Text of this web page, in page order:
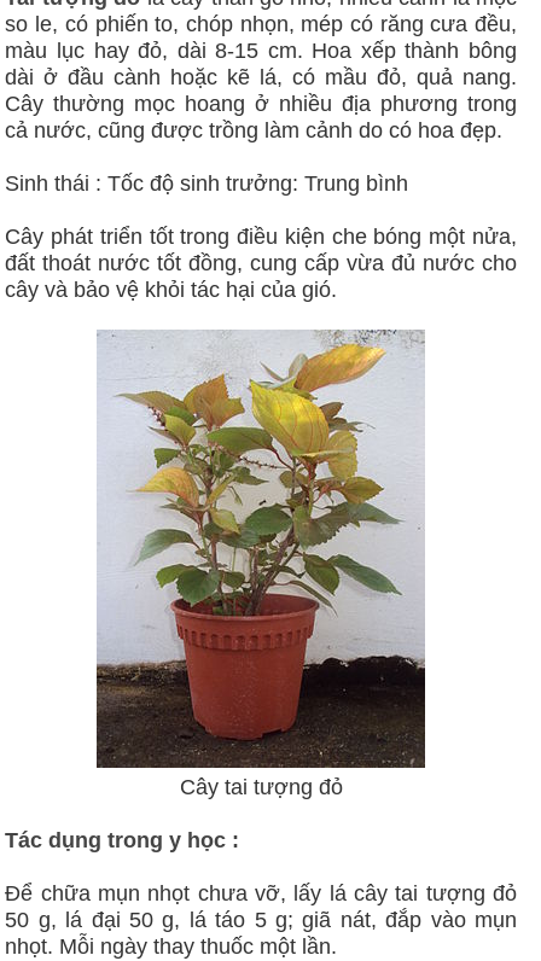
so le, có phiến to, chóp nhọn, mép có răng cưa đều,
màu lục hay đỏ, dài 8-15 cm. Hoa xếp thành bông
dài ở đầu cành hoặc kẽ lá, có mầu đỏ, quả nang.
Cây thường mọc hoang ở nhiều địa phương trong
cả nước, cũng được trồng làm cảnh do có hoa đẹp.
Sinh thái : Tốc độ sinh trưởng: Trung bình
Cây phát triển tốt trong điều kiện che bóng một nửa,
đất thoát nước tốt đồng, cung cấp vừa đủ nước cho
cây và bảo vệ khỏi tác hại của gió.
Cây tai tượng đỏ
Tác dụng trong y học :
Để chữa mụn nhọt chưa vỡ, lấy lá cây tai tượng đỏ
50 g, lá đại 50 g, lá táo 5 g; giã nát, đắp vào mụn
nhọt. Mỗi ngày thay thuốc một lần.